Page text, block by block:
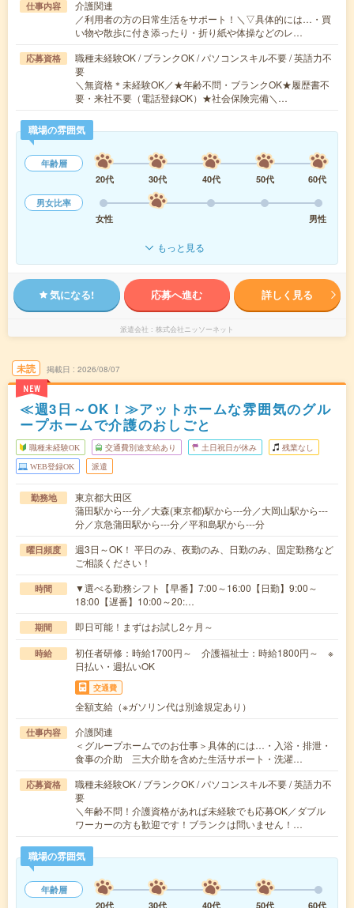
仕事内容
介護関連
／利用者の方の日常生活をサポート！＼▽具体的には…・買
い物や散歩に付き添ったり・折り紙や体操などのレ…
応募資格
職種未経験OK / ブランクOK / パソコンスキル不要 / 英語力不
要
＼無資格＊未経験OK／★年齢不問・ブランクOK★履歴書不
要・来社不要（電話登録OK）★社会保険完備＼…
職場の雰囲気
年齢層
20代
30代 40代 50代
60代
男女比率
女性
男性
もっと見る
気になる! 応募へ進む 詳しく見る
派遣会社 株式会社ニッソーネット
未読
NEW
掲載日 2026/08/07
≪週3日～OK！≫アットホームな雰囲気のグル
ープホームで介護のおしごと
職種未経験OK 交通費別途支給あり 土日祝日が休み 残業なし
WEB登録OK 派遣
勤務地
東京都大田区
蒲田駅から---分／大森(東京都)駅から---分／大岡山駅から---
分／京急蒲田駅から---分／平和島駅から---分
曜日頻度
週3日～OK！ 平日のみ、夜勤のみ、日勤のみ、固定勤務など
ご相談ください！
時間
▼選べる勤務シフト【早番】7:00～16:00【日勤】9:00～
18:00【遅番】10:00～20:…
期間 即日可能！まずはお試し2ヶ月～
時給
初任者研修：時給1700円～ 介護福祉士：時給1800円～ ※
日払い・週払いOK
交通費
全額支給（※ガソリン代は別途規定あり）
仕事内容
介護関連
＜グループホームでのお仕事＞具体的には…・入浴・排泄・
食事の介助 三大介助を含めた生活サポート・洗濯…
応募資格
職種未経験OK / ブランクOK / パソコンスキル不要 / 英語力不
要
＼年齢不問！介護資格があれば未経験でも応募OK／ダブル
ワーカーの方も歓迎です！ブランクは問いません！…
職場の雰囲気
年齢層
20代
30代 40代 50代
60代